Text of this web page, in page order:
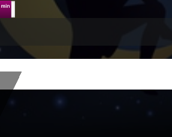
Copyright © 2026